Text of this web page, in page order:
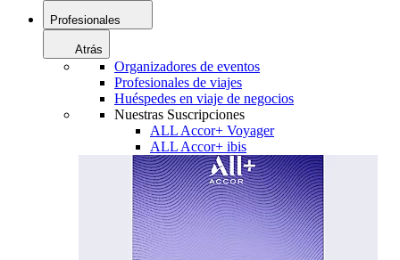
Profesionales
Atrás
Organizadores de eventos
Profesionales de viajes
Huéspedes en viaje de negocios
Nuestras Suscripciones
ALL Accor+ Voyager
ALL Accor+ ibis